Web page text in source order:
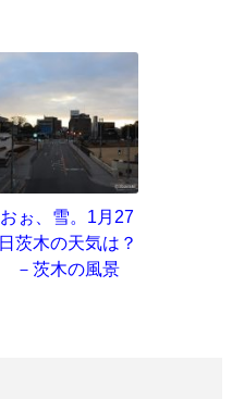
おぉ、雪。1月27
日茨木の天気は？
－茨木の風景